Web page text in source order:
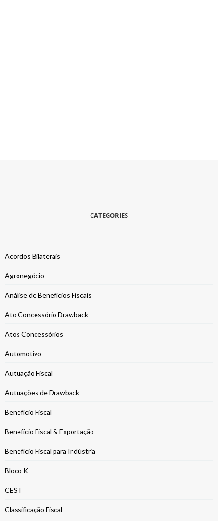
CATEGORIES
Acordos Bilaterais
Agronegócio
Análise de Benefícios Fiscais
Ato Concessório Drawback
Atos Concessórios
Automotivo
Autuação Fiscal
Autuações de Drawback
Benefício Fiscal
Benefício Fiscal & Exportação
Benefício Fiscal para Indústria
Bloco K
CEST
Classificação Fiscal